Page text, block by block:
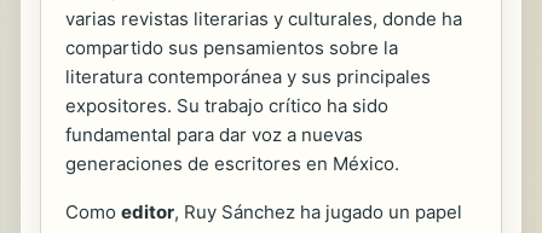
varias revistas literarias y culturales, donde ha
compartido sus pensamientos sobre la
literatura contemporánea y sus principales
expositores. Su trabajo crítico ha sido
fundamental para dar voz a nuevas
generaciones de escritores en México.
Como editor, Ruy Sánchez ha jugado un papel